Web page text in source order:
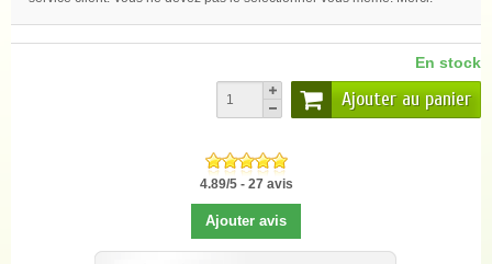
En stock
Ajouter au panier
4.89/5- 27 avis
Ajouter avis